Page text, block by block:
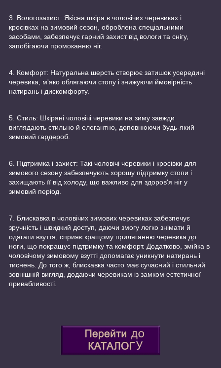
3. Вологозахист: Якісна шкіра в чоловічих черевиках і
кросівках на зимовий сезон, оброблена спеціальними
засобами, забезпечує гарний захист від вологи та снігу,
запобігаючи промоканню ніг.
4. Комфорт: Натуральна шерсть створює затишок усередині
черевика, м'яко облягаючи стопу і знижуючи ймовірність
натирань і дискомфорту.
5. Стиль: Шкіряні чоловічі черевики на зиму завжди
виглядають стильно й елегантно, доповнюючи будь-який
зимовий гардероб.
6. Підтримка і захист: Такі чоловічі черевики і кросівки для
зимового сезону забезпечують хорошу підтримку стопи і
захищають її від холоду, що важливо для здоров'я ніг у
зимовий період.
7. Блискавка в чоловічих зимових черевиках забезпечує
зручність і швидкий доступ, даючи змогу легко знімати й
одягати взуття, сприяє кращому приляганню черевика до
ноги, що покращує підтримку та комфорт. Додатково, змійка в
чоловічому зимовому взутті допомагає уникнути натирань і
тиснень. До того ж, блискавка часто має сучасний і стильний
зовнішній вигляд, додаючи черевикам із замком естетичної
привабливості.